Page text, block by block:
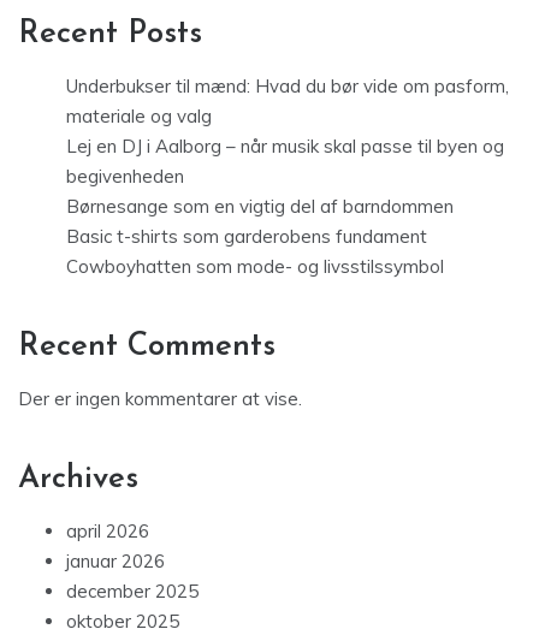
Recent Posts
Underbukser til mænd: Hvad du bør vide om pasform,
materiale og valg
Lej en DJ i Aalborg – når musik skal passe til byen og
begivenheden
Børnesange som en vigtig del af barndommen
Basic t-shirts som garderobens fundament
Cowboyhatten som mode- og livsstilssymbol
Recent Comments
Der er ingen kommentarer at vise.
Archives
april 2026
januar 2026
december 2025
oktober 2025